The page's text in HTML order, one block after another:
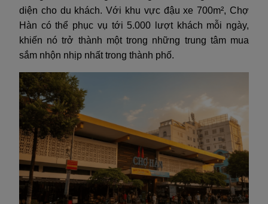
diện cho du khách. Với khu vực đậu xe 700m², Chợ
Hàn có thể phục vụ tới 5.000 lượt khách mỗi ngày,
khiến nó trở thành một trong những trung tâm mua
sắm nhộn nhịp nhất trong thành phố.